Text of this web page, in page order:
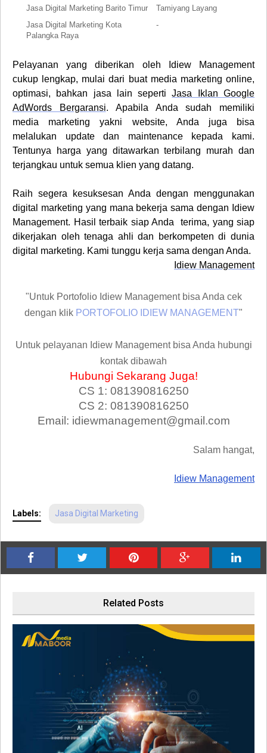
Jasa Digital Marketing Barito Timur
Tamiyang Layang
Jasa Digital Marketing Kota
Palangka Raya
-
Pelayanan yang diberikan oleh Idiew Management
cukup lengkap, mulai dari buat media marketing online,
optimasi, bahkan jasa lain sepertiJasa Iklan Google
AdWords Bergaransi. Apabila Anda sudah memiliki
media marketing yakni website, Anda juga bisa
melalukan update dan maintenance kepada kami.
Tentunya harga yang ditawarkan terbilang murah dan
terjangkau untuk semua klien yang datang.
Raih segera kesuksesan Anda dengan menggunakan
digital marketing yang mana bekerja sama dengan Idiew
Management. Hasil terbaik siap Anda terima, yang siap
dikerjakan oleh tenaga ahli dan berkompeten di dunia
digital marketing. Kami tunggu kerja sama dengan Anda.
Idiew Management
"Untuk Portofolio Idiew Management bisa Anda cek
dengan klik PORTOFOLIO IDIEW MANAGEMENT"
Untuk pelayanan Idiew Management bisa Anda hubungi
kontak dibawah
Hubungi Sekarang Juga!
CS 1: 081390816250
CS 2: 081390816250
Email: idiewmanagement@gmail.com
Salam hangat,
Idiew Management
Labels: Jasa Digital Marketing
Related Posts